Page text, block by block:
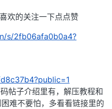
欢的关注一下点点赞
s/2fb06afa0b0a4?
帖子介绍里有，解压教程和
难不要怕，多看看链接里的